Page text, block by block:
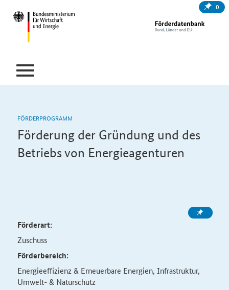
0
FÖRDERPROGRAMM
Förderung der Gründung und des
Betriebs von Energieagenturen
Förderart:
Zuschuss
Förderbereich:
Energieeffizienz & Erneuerbare Energien, Infrastruktur,
Umwelt- & Naturschutz